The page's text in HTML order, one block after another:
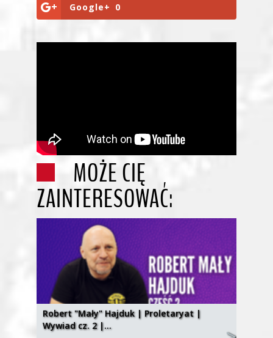
Google+ 0
MOŻE CIĘ
ZAINTERESOWAĆ:
Robert "Mały" Hajduk | Proletaryat |
Wywiad cz. 2 |…